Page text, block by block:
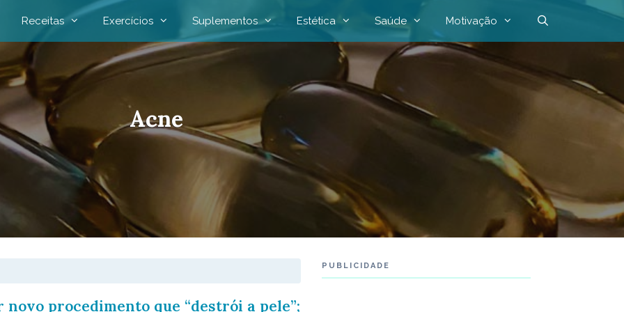
Receitas Exercícios Suplementos Estética Saúde Motivação
Acne
novo procedimento que “destrói a pele”;
PUBLICIDADE